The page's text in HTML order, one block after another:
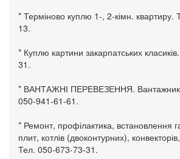
* Терміново куплю 1-, 2-кімн. квартиру.
13.
* Куплю картини закарпатських
31.
* ВАНТАЖНІ ПЕРЕВЕЗЕННЯ.
050-941-61-61.
* Ремонт, профілактика, встановлення
плит, котлів (двоконтурних),
Тел. 050-673-73-31.